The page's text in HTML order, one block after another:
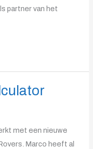
partner van het
met een nieuwe
Marco heeft al